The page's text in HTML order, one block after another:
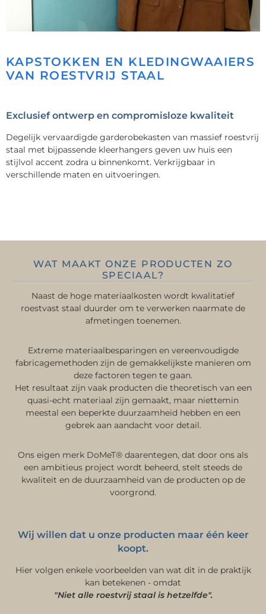
KAPSTOKKEN EN KLEDINGWAAIERS
VAN ROESTVRIJ STAAL
Exclusief ontwerp en compromisloze kwaliteit
Degelijk vervaardigde garderobekasten van massief roestvrij
staal met bijpassende kleerhangers geven uw huis een
stijlvol accent zodra u binnenkomt. Verkrijgbaar in
verschillende maten en uitvoeringen.
WAT MAAKT ONZE PRODUCTEN ZO
SPECIAAL?
Naast de hoge materiaalkosten wordt kwalitatief
roestvast staal duurder om te verwerken naarmate de
afmetingen toenemen.
Extreme materiaalbesparingen en vereenvoudigde
fabricagemethoden zijn de gemakkelijkste manieren om
deze factoren tegen te gaan.
Het resultaat zijn vaak producten die theoretisch van een
quasi-echt materiaal zijn gemaakt, maar niettemin
meestal een beperkte duurzaamheid hebben en een
gebrek aan aandacht voor detail.
Ons eigen merk DoMeT® daarentegen, dat door ons als
een ambitieus project wordt beheerd, stelt steeds de
kwaliteit en de duurzaamheid van de producten op de
voorgrond.
Wij willen dat u onze producten maar één keer
koopt.
Hier volgen enkele voorbeelden van wat dit in de praktijk
kan betekenen - omdat
"Niet alle roestvrij staal is hetzelfde".